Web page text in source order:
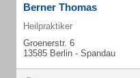
Berner Thomas
Heilpraktiker
Groenerstr. 6
13585 Berlin - Spandau